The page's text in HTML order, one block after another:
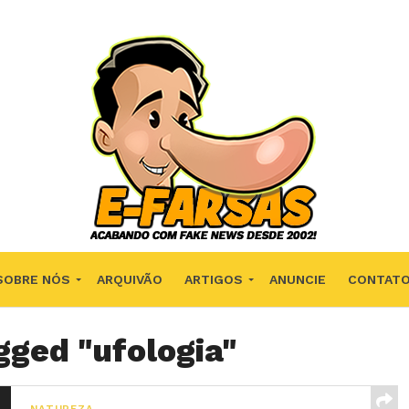
NÓS ARQUIVÃO ARTIGOS ANUNCIE CONTATO
"ufologia"